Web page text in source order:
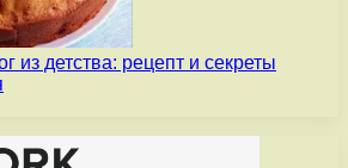
из детства: рецепт и секреты